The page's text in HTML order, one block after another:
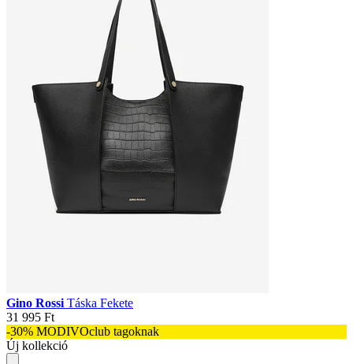
Gino Rossi Táska Fekete
31 995 Ft
-30% MODIVOclub tagoknak
Új kollekció